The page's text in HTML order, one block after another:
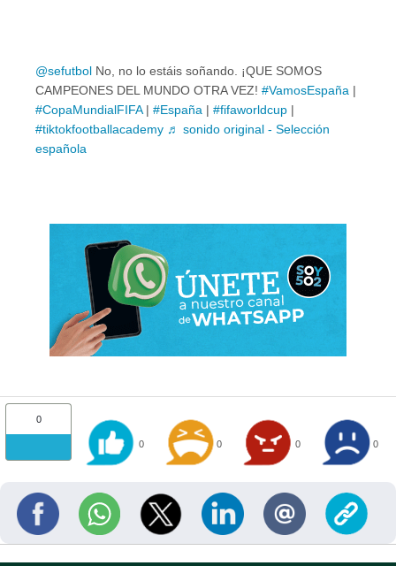
@sefutbol No, no lo estáis soñando. ¡QUE SOMOS
CAMPEONES DEL MUNDO OTRA VEZ! #VamosEspaña |
#CopaMundialFIFA| #España | #fifaworldcup |
#tiktokfootballacademy ♬ sonido original - Selección
española
0
0 0 0 0